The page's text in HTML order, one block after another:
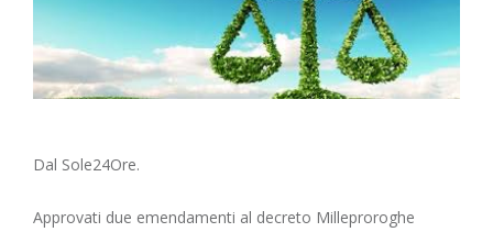
Dal Sole24Ore.
Approvati due emendamenti al decreto Milleproroghe